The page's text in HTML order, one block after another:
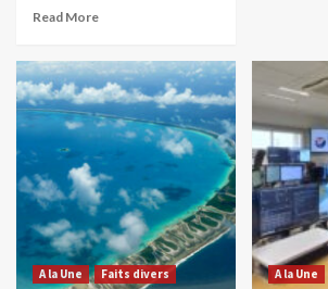
Read More
A la Une Faits divers A la Une